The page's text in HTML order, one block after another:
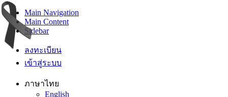
Main Navigation
Main Content
Sidebar
ลงทะเบียน
เข้าสู่ระบบ
ภาษาไทย
English